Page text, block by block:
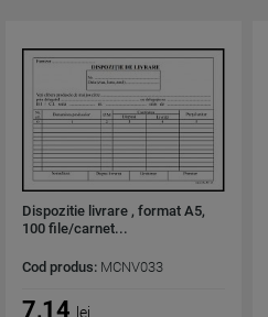
Dispozitie livrare , format A5,
100 file/carnet...
Cod produs: MCNV033
7,14 lei